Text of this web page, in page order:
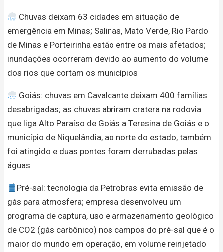
Chuvas deixam 63 cidades em situação de
emergência em Minas; Salinas, Mato Verde, Rio Pardo
de Minas e Porteirinha estão entre os mais afetados;
inundações ocorreram devido ao aumento do volume
dos rios que cortam os municípios
Goiás: chuvas em Cavalcante deixam 400 famílias
desabrigadas; as chuvas abriram cratera na rodovia
que liga Alto Paraíso de Goiás a Teresina de Goiás e o
município de Niquelândia, ao norte do estado, também
foi atingido e duas pontes foram derrubadas pelas
águas
Pré-sal: tecnologia da Petrobras evita emissão de
gás para atmosfera; empresa desenvolveu um
programa de captura, uso e armazenamento geológico
de CO2 (gás carbônico) nos campos do pré-sal que é o
maior do mundo em operação, em volume reinjetado